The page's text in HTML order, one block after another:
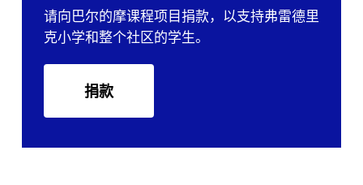
请向巴尔的摩课程项目捐款，以支持弗雷德里
克小学和整个社区的学生。
捐款